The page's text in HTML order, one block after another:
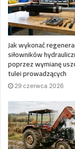
Jak wykonać
siłowników
poprzez wymianę
tulei prowadzących
29 czerwca 2026